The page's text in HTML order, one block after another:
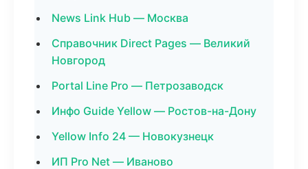
News Link Hub — Москва
Справочник Direct Pages — Великий
Новгород
Portal Line Pro — Петрозаводск
Инфо Guide Yellow — Ростов-на-Дону
Yellow Info 24 — Новокузнецк
ИП Pro Net — Иваново